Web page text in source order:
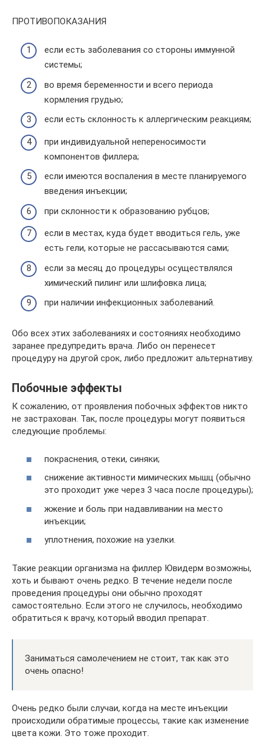
ПРОТИВОПОКАЗАНИЯ
если есть заболевания со стороны иммунной
системы;
во время беременности и всего периода
кормления грудью;
если есть склонность к аллергическим реакциям;
при индивидуальной непереносимости
компонентов филлера;
если имеются воспаления в месте планируемого
введения инъекции;
при склонности к образованию рубцов;
если в местах, куда будет вводиться гель, уже
есть гели, которые не рассасываются сами;
если за месяц до процедуры осуществлялся
химический пилинг или шлифовка лица;
при наличии инфекционных заболеваний.
Обо всех этих заболеваниях и состояниях необходимо
заранее предупредить врача. Либо он перенесет
процедуру на другой срок, либо предложит альтернативу.
Побочные эффекты
К сожалению, от проявления побочных эффектов никто
не застрахован. Так, после процедуры могут появиться
следующие проблемы:
покраснения, отеки, синяки;
снижение активности мимических мышц (обычно
это проходит уже через 3 часа после процедуры);
жжение и боль при надавливании на место
инъекции;
уплотнения, похожие на узелки.
Такие реакции организма на филлер Ювидерм возможны,
хоть и бывают очень редко. В течение недели после
проведения процедуры они обычно проходят
самостоятельно. Если этого не случилось, необходимо
обратиться к врачу, который вводил препарат.
Заниматься самолечением не стоит, так как это
очень опасно!
Очень редко были случаи, когда на месте инъекции
происходили обратимые процессы, такие как изменение
цвета кожи. Это тоже проходит.